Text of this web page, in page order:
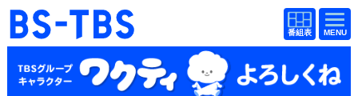
BS-TBS
番組
表
BS-TBS
番組
表
ドラマ 映画